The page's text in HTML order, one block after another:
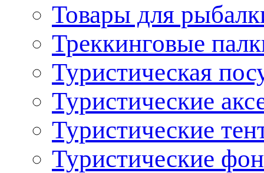
Товары для
Треккинговые
Туристическая
Туристические
Туристические
Туристические